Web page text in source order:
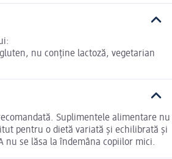
nu conține lactoză, vegetarian
Suplimentele alimentare nu
pentru o dietă variată şi echilibrată şi
nu se lăsa la îndemâna copiilor mici.